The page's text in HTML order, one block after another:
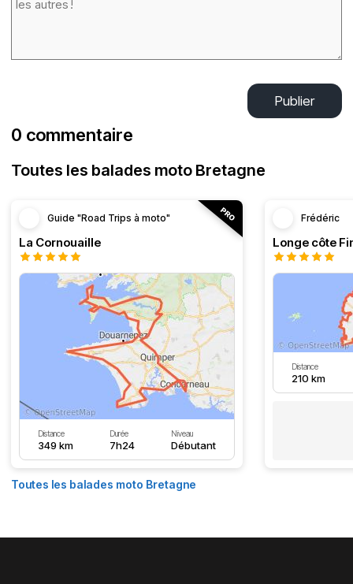
Publier
0 commentaire
Toutes les balades moto Bretagne
Guide "Road Trips à moto"
La Cornouaille
Distance
349 km
Durée
7h24
Niveau
Débutant
Frédéric
Distance
210 km
Toutes les balades moto Bretagne